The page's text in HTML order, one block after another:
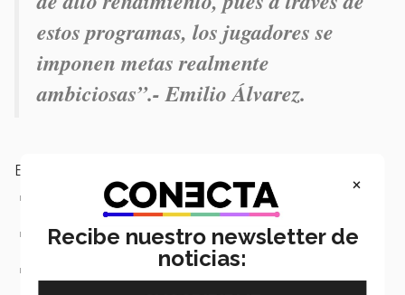
estos programas, los jugadores se
imponen metas realmente
ambiciosas”.- Emilio Álvarez.
Ellos serán los participantes del Combine México 2021:
Juan Miguel Alamillo Montes, Back Defensivo, Lobos
José Emmanuel Cajiga Figueroa, Profundo Fuerte /
Apoyador, Águilas Blancas IPN.
Ryan David Gomes, Apoyador Externo / Profundo Fuerte,
×
Recibe nuestro newsletter de
noticias: